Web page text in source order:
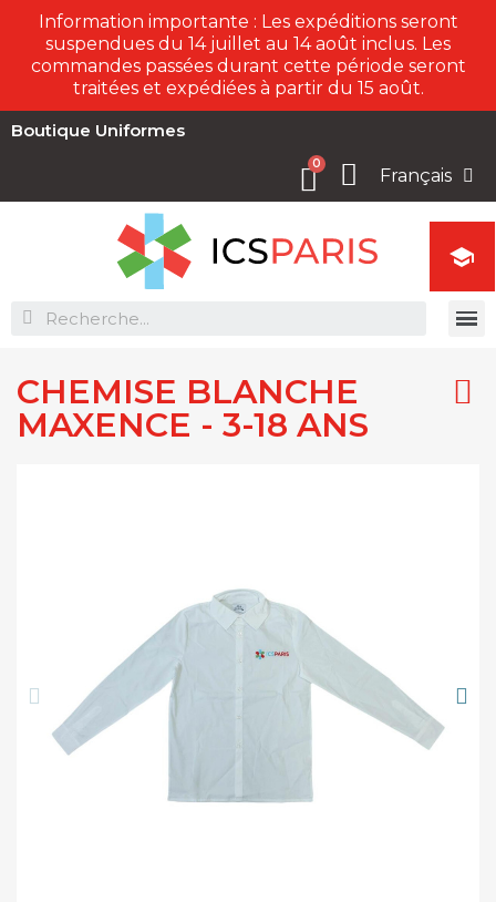
Information importante : Les expéditions seront
suspendues du 14 juillet au 14 août inclus. Les
commandes passées durant cette période seront
traitées et expédiées à partir du 15 août.
Boutique Uniformes
Français
CHEMISE BLANCHE
MAXENCE - 3-18 ANS
